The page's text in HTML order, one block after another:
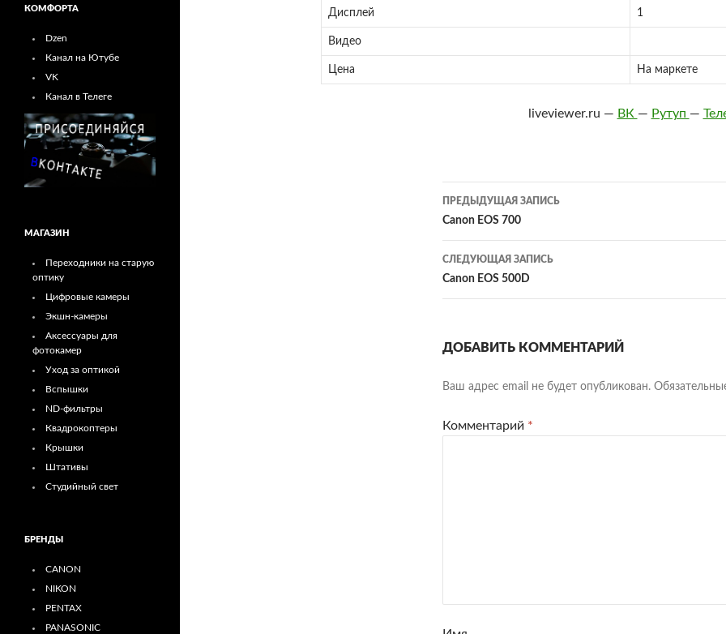
Дисплей 1
Видео
Цена На маркете
liveviewer.ru — ВК — Рутуп —
Навигация
по
записям
ПРЕДЫДУЩАЯ ЗАПИСЬ
Canon EOS 700
СЛЕДУЮЩАЯ ЗАПИСЬ
Canon EOS 500D
ДОБАВИТЬ КОММЕНТАРИЙ
Ваш адрес email не будет опубликован.
Комментарий *
КОМФОРТА
Dzen
Канал на Ютубе
VK
Канал в Телеге
МАГАЗИН
Переходники на старую
оптику
Цифровые камеры
Экшн-камеры
Аксессуары для
фотокамер
Уход за оптикой
Вспышки
ND-фильтры
Квадрокоптеры
Крышки
Штативы
Студийный свет
БРЕНДЫ
CANON
NIKON
PENTAX
PANASONIC